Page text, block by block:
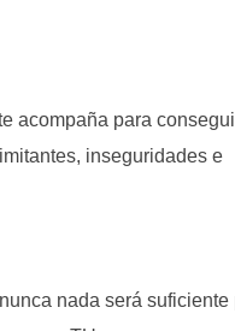
acompaña para
inseguridades e
nada será suficiente